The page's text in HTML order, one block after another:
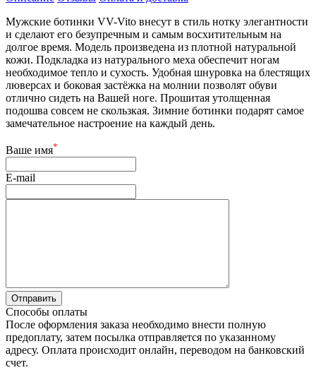
Мужские ботинки VV-Vito внесут в стиль нотку элегантности
и сделают его безупречным и самым восхитительным на
долгое время. Модель произведена из плотной натуральной
кожи. Подкладка из натурального меха обеспечит ногам
необходимое тепло и сухость. Удобная шнуровка на блестящих
люверсах и боковая застёжка на молнии позволят обуви
отлично сидеть на Вашей ноге. Прошитая утолщенная
подошва совсем не скользкая. Зимние ботинки подарят самое
замечательное настроение на каждый день.
Ваше имя*
E-mail
Способы оплаты
После оформления заказа необходимо внести полную
предоплату, затем посылка отправляется по указанному
адресу. Оплата происходит онлайн, переводом на банковский
счет.